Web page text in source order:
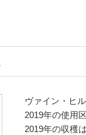
ヴァイン・ヒ
2019年の使用
2019年の収穫